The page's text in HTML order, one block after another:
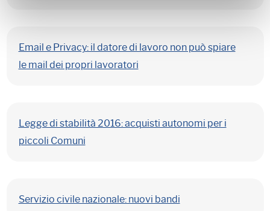
Email e Privacy: il datore di lavoro non può spiare
le mail dei propri lavoratori
Legge di stabilità 2016: acquisti autonomi per i
piccoli Comuni
Servizio civile nazionale: nuovi bandi